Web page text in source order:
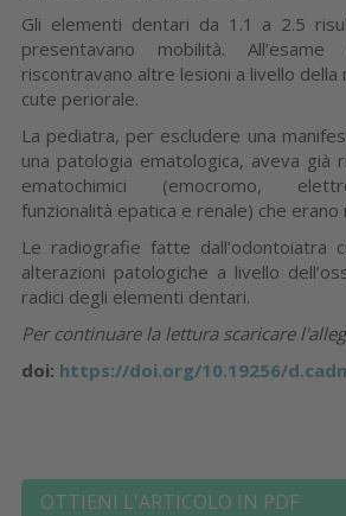
Gli elementi dentari da 1.1 a 2.5
presentavano mobilità.
riscontravano altre lesioni a livello della
cute periorale.
La pediatra, per escludere una
una patologia ematologica, aveva già
ematochimici (emocromo,
funzionalità epatica e renale) che erano
Le radiografie fatte dall’odontoiatra
alterazioni patologiche a livello
radici degli elementi dentari.
Per continuare la lettura scaricare
doi: https://doi.org/10.19256/
OTTIENI L'ARTICOLO IN PDF